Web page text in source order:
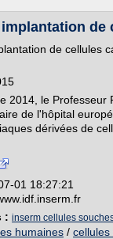
de
de cellules
2014, le Professeur
de l'hôpital
dérivées de
01 18:27:21
: inserm cellules
humaines / cellules